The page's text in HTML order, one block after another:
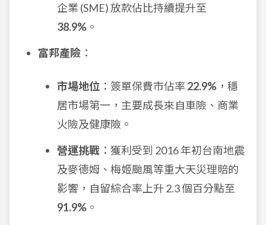
企業 (SME) 放款佔比持續提升至
38.9% 。
富邦產險 ：
市場地位 ：簽單保費市佔率 22.9% ，穩
居市場第一，主要成長來自車險、商業
火險及健康險。
營運挑戰 ：獲利受到 2016 年初台南地震
及麥德姆、梅姬颱風等重大天災理賠的
影響，自留綜合率上升 2.3 個百分點至
91.9% 。